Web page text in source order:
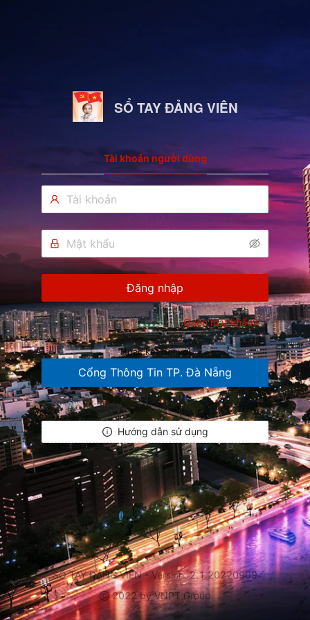
SỔ TAY ĐẢNG VIÊN
Tài khoản người dùng
Đăng nhập
Quên mật khẩu?
Hoặc kết nối với
Cổng Thông Tin TP. Đà Nẵng
Hướng dẫn sử dụng
SỔ TAY ĐẢNG VIÊN - Version: 2.1.20220909
2022 by VNPT Group